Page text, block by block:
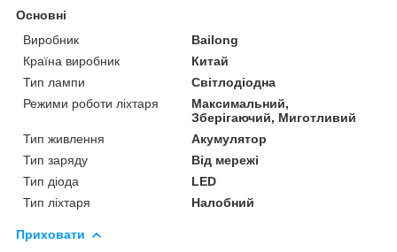
Основні
Виробник
Bailong
Країна виробник
Китай
Тип лампи
Світлодіодна
Режими роботи ліхтаря
Максимальний,
Зберігаючий, Миготливий
Тип живлення
Акумулятор
Тип заряду
Від мережі
Тип діода
LED
Тип ліхтаря
Налобний
Приховати